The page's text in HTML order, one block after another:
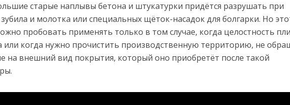
старые наплывы бетона и штукатурки придётся разрушать при
и молотка или специальных щёток-насадок для болгарки. Но
пробовать применять только в том случае, когда целостность
или когда нужно прочистить производственную территорию, не
на внешний вид покрытия, который оно приобретёт после такой